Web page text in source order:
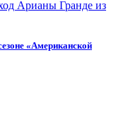
«Американской